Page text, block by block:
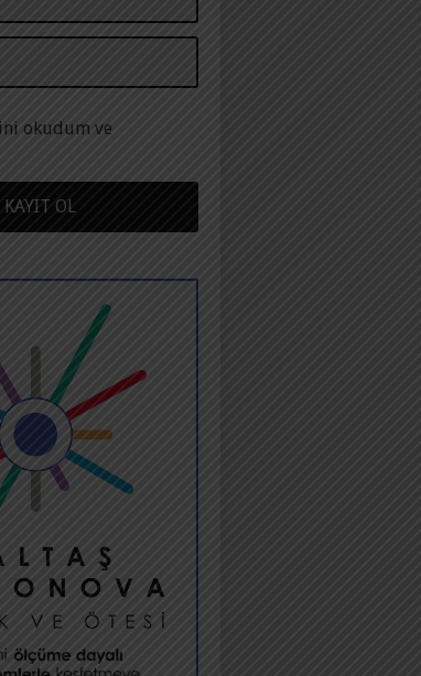
okudum ve